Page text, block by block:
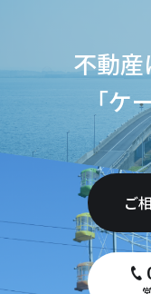
不動
「ケ
ご